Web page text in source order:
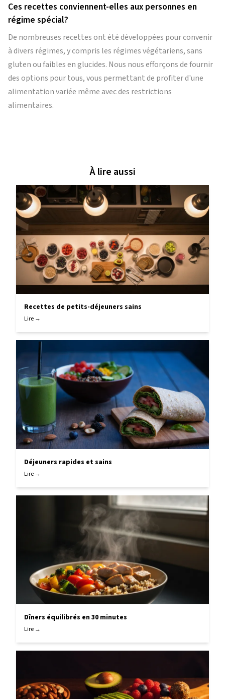
Ces recettes conviennent-elles aux personnes en
régime spécial?
De nombreuses recettes ont été développées pour convenir
à divers régimes, y compris les régimes végétariens, sans
gluten ou faibles en glucides. Nous nous efforçons de fournir
des options pour tous, vous permettant de profiter d'une
alimentation variée même avec des restrictions
alimentaires.
À lire aussi
Recettes de petits-déjeuners sains
Lire →
Déjeuners rapides et sains
Lire →
Dîners équilibrés en 30 minutes
Lire →